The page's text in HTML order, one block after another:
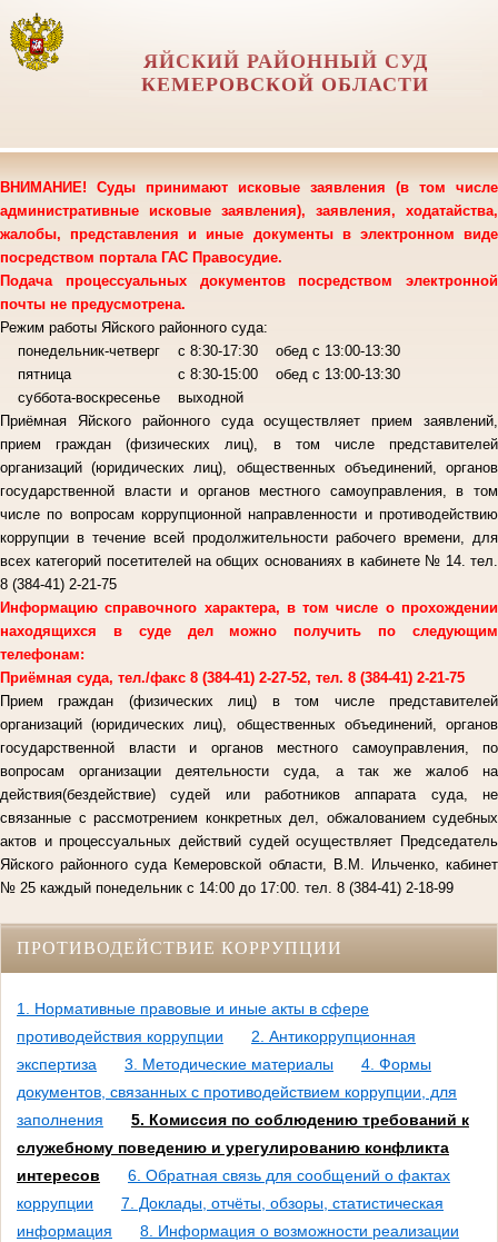
ЯЙСКИЙ РАЙОННЫЙ СУД
КЕМЕРОВСКОЙ ОБЛАСТИ
ВНИМАНИЕ! Суды принимают исковые заявления (в том числе
административные исковые заявления), заявления, ходатайства,
жалобы, представления и иные документы в электронном виде
посредством портала ГАС Правосудие.
Подача процессуальных документов посредством электронной
почты не предусмотрена.
Режим работы Яйского районного суда:
понедельник-четверг с 8:30-17:30 обед с 13:00-13:30
пятница с 8:30-15:00 обед с 13:00-13:30
суббота-воскресенье выходной
Приёмная Яйского районного суда осуществляет прием заявлений,
прием граждан (физических лиц), в том числе представителей
организаций (юридических лиц), общественных объединений, органов
государственной власти и органов местного самоуправления, в том
числе по вопросам коррупционной направленности и противодействию
коррупции в течение всей продолжительности рабочего времени, для
всех категорий посетителей на общих основаниях в кабинете № 14. тел.
8 (384-41) 2-21-75
Информацию справочного характера, в том числе о прохождении
находящихся в суде дел можно получить по следующим
телефонам:
Приёмная суда, тел./факс 8 (384-41) 2-27-52, тел. 8 (384-41) 2-21-75
Прием граждан (физических лиц) в том числе представителей
организаций (юридических лиц), общественных объединений, органов
государственной власти и органов местного самоуправления, по
вопросам организации деятельности суда, а так же жалоб на
действия(бездействие) судей или работников аппарата суда, не
связанные с рассмотрением конкретных дел, обжалованием судебных
актов и процессуальных действий судей осуществляет Председатель
Яйского районного суда Кемеровской области, В.М. Ильченко, кабинет
№ 25 каждый понедельник с 14:00 до 17:00. тел. 8 (384-41) 2-18-99
ПРОТИВОДЕЙСТВИЕ КОРРУПЦИИ
1. Нормативные правовые и иные акты в сфере
противодействия коррупции
2. Антикоррупционная
экспертиза
3. Методические материалы
4. Формы
документов, связанных с противодействием коррупции, для
заполнения
5. Комиссия по соблюдению требований к
служебному поведению и урегулированию конфликта
интересов
6. Обратная связь для сообщений о фактах
коррупции
7. Доклады, отчёты, обзоры, статистическая
информация
8. Информация о возможности реализации